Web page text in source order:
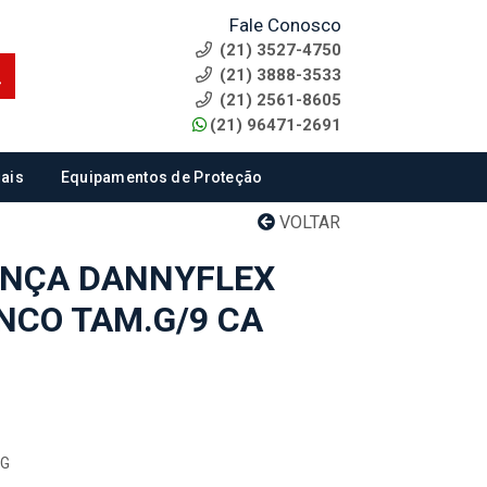
Fale Conosco
(21) 3527-4750
(21) 3888-3533
(21) 2561-8605
(21) 96471-2691
Equipamentos de Proteção
VOLTAR
DANNYFLEX
TAM.G/9 CA